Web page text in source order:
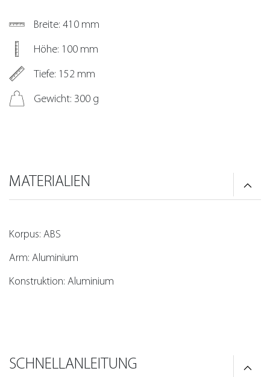
Breite: 410 mm
Höhe: 100 mm
Tiefe: 152 mm
Gewicht: 300 g
MATERIALIEN
Korpus: ABS
Arm: Aluminium
Konstruktion: Aluminium
SCHNELLANLEITUNG